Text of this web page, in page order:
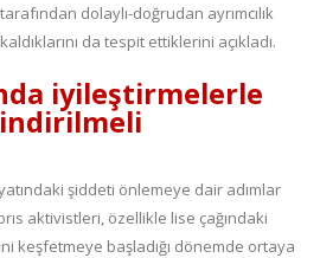
dolaylı-doğrudan ayrımcılık
da tespit ettiklerini açıkladı.
iyileştirmelerle
şiddeti önlemeye dair adımlar
aktivistleri, özellikle lise çağındaki
keşfetmeye başladığı dönemde ortaya